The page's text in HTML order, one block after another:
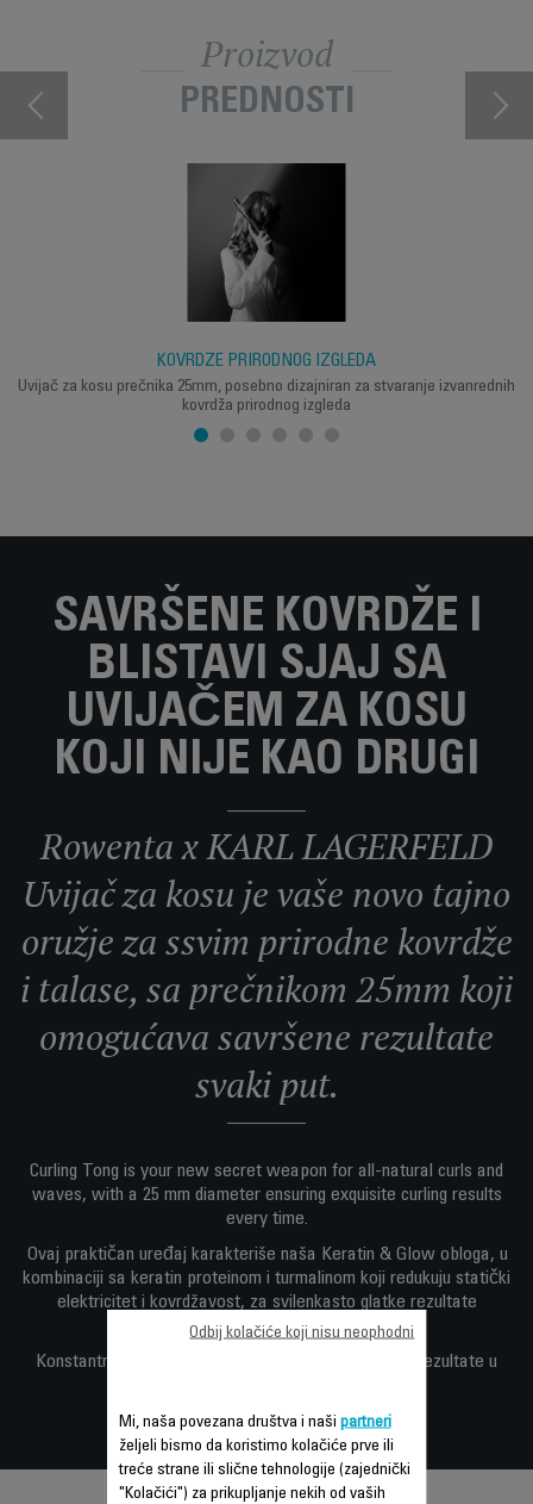
Proizvod
PREDNOSTI
KOVRDŽE PRIRODNOG IZGLEDA
Uvijač za kosu prečnika 25mm, posebno dizajniran za stvaranje izvanrednih
kovrdža prirodnog izgleda
SAVRŠENE KOVRDŽE I
BLISTAVI SJAJ SA
UVIJAČEM ZA KOSU
KOJI NIJE KAO DRUGI
Rowenta x KARL LAGERFELD
Uvijač za kosu je vaše novo tajno
oružje za ssvim prirodne kovrdže
i talase, sa prečnikom 25mm koji
omogućava savršene rezultate
svaki put.
Curling Tong is your new secret weapon for all-natural curls and
waves, with a 25 mm diameter ensuring exquisite curling results
every time.
Ovaj praktičan uređaj karakteriše naša Keratin & Glow obloga, u
kombinaciji sa keratin proteinom i turmalinom koji redukuju statički
elektricitet i kovrdžavost, za svilenkasto glatke rezultate
poboljšane blistavim sjajem.
Konstantna temperature od 200°C donosi savršene rezultate u
Mi, naša povezana društva i naši partneri
željeli bismo da koristimo kolačiće prve ili
treće strane ili slične tehnologije (zajednički
"Kolačići") za prikupljanje nekih od vaših
Odbij kolačiće koji nisu neophodni